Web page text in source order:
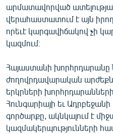
արմատավորված
վերահաստատում է այն
որեւէ կարգավիճակով չի
կազմում։
Հայաստանի խորհրդարանը
ժողովրդավարական
երկրների
Հունգարիայի եւ
գործարքը, ակնկալում է
կազմակերպությունների